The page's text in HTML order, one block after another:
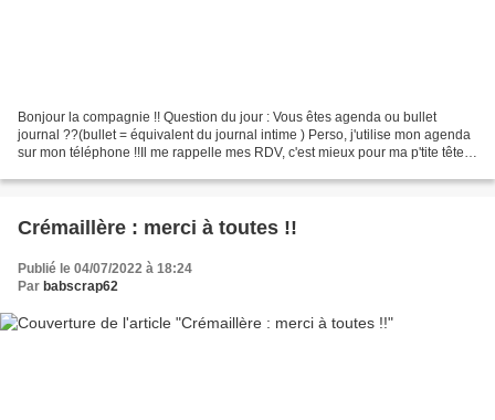
Bonjour la compagnie !! Question du jour : Vous êtes agenda ou bullet
journal ??(bullet = équivalent du journal intime ) Perso, j'utilise mon agenda
sur mon téléphone !!Il me rappelle mes RDV, c'est mieux pour ma p'tite tête !!!
Crémaillère : merci à toutes !!
Publié le 04/07/2022 à 18:24
Par babscrap62